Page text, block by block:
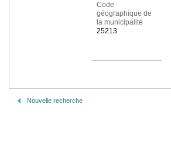
Code
géographique de
la municipalité
25213
Nouvelle recherche